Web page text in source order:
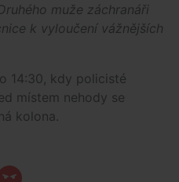
muže záchranáři
k vyloučení vážnějších
14:30, kdy policisté
místem nehody se
kolona.